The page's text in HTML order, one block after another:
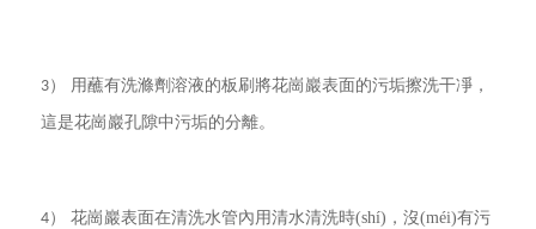
3） 用蘸有洗滌劑溶液的板刷將花崗巖表面的污垢擦洗干凈，
這是花崗巖孔隙中污垢的分離。
4） 花崗巖表面在清洗水管內用清水清洗時(shí)，沒(méi)有污